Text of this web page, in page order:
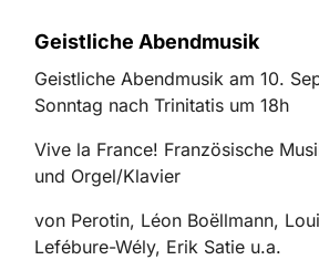
Geistliche Abendmusik
Geistliche Abendmusik am 10.
Sonntag nach Trinitatis um 18h
Vive la France! Französische
und Orgel/Klavier
von Perotin, Léon Boëllmann,
Lefébure-Wély, Erik Satie u.a.